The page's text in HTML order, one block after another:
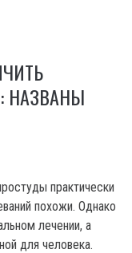
НАЗВАНЫ
практически
похожи. Однако
лечении, а
для человека.